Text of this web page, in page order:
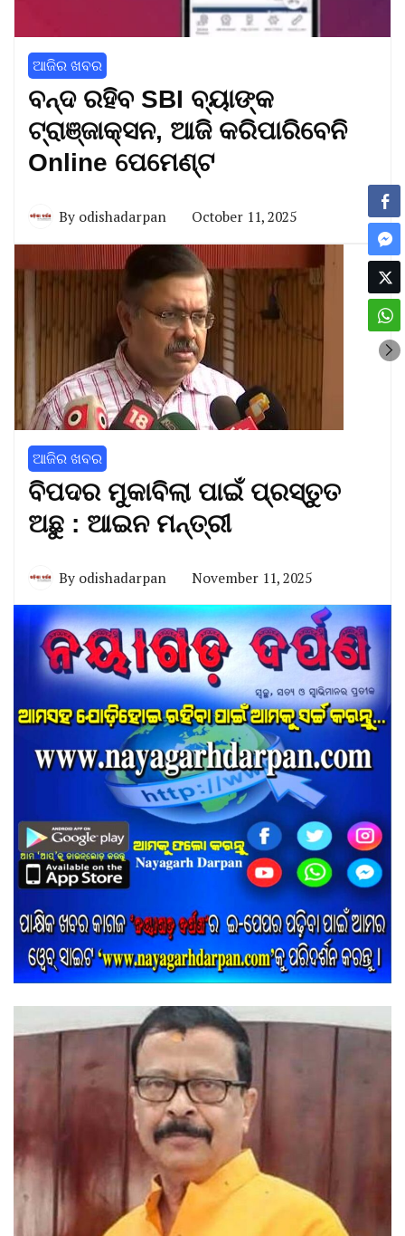
ଆଜିର ଖବର
ବନ୍ଦ ରହିବ SBI ବ୍ୟାଙ୍କ
ଟ୍ରାଞ୍ଜାକ୍ସନ, ଆଜି କରିପାରିବେନି
Online ପେମେଣ୍ଟ
By odishadarpan October 11, 2025
ଆଜିର ଖବର
ବିପଦର ମୁକାବିଲା ପାଇଁ ପ୍ରସ୍ତୁତ
ଅଛୁ : ଆଇନ ମନ୍ତ୍ରୀ
By odishadarpan November 11, 2025